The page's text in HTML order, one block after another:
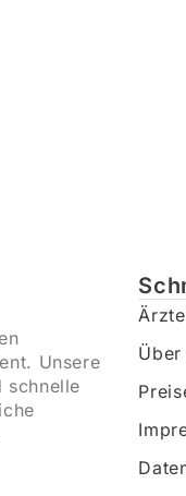
Unsere
schnelle
Über